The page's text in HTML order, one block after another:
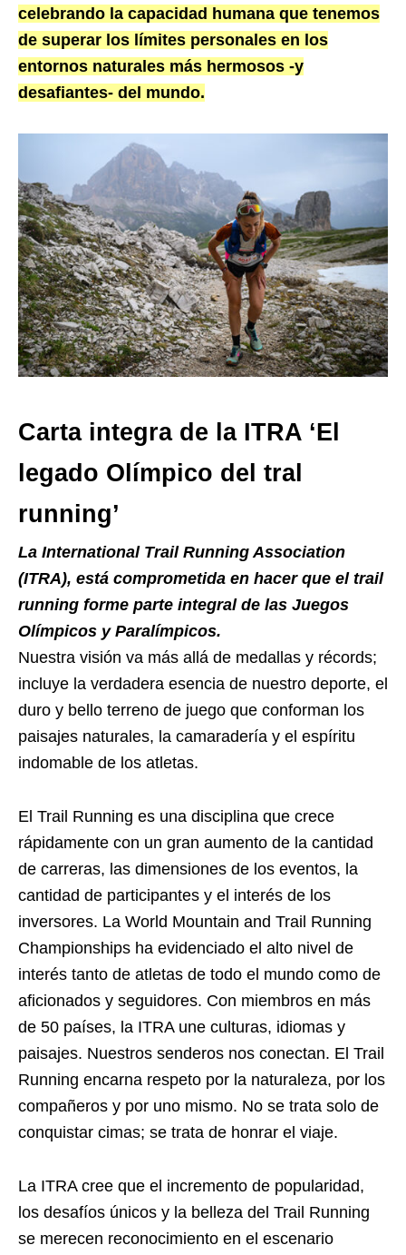
celebrando la capacidad humana que tenemos
de superar los límites personales en los
entornos naturales más hermosos -y
desafiantes- del mundo.
Carta integra de la ITRA ‘El
legado Olímpico del tral
running’
La International Trail Running Association
(ITRA), está comprometida en hacer que el trail
running forme parte integral de las Juegos
Olímpicos y Paralímpicos.
Nuestra visión va más allá de medallas y récords;
incluye la verdadera esencia de nuestro deporte, el
duro y bello terreno de juego que conforman los
paisajes naturales, la camaradería y el espíritu
indomable de los atletas.
El Trail Running es una disciplina que crece
rápidamente con un gran aumento de la cantidad
de carreras, las dimensiones de los eventos, la
cantidad de participantes y el interés de los
inversores. La World Mountain and Trail Running
Championships ha evidenciado el alto nivel de
interés tanto de atletas de todo el mundo como de
aficionados y seguidores. Con miembros en más
de 50 países, la ITRA une culturas, idiomas y
paisajes. Nuestros senderos nos conectan. El Trail
Running encarna respeto por la naturaleza, por los
compañeros y por uno mismo. No se trata solo de
conquistar cimas; se trata de honrar el viaje.
La ITRA cree que el incremento de popularidad,
los desafíos únicos y la belleza del Trail Running
se merecen reconocimiento en el escenario